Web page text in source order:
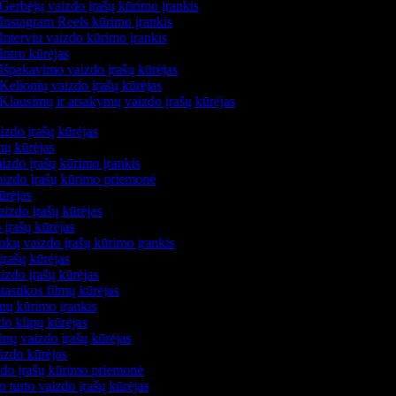
vaizdo įrašų kūrimo įrankis
Reels kūrimo įrankis
vaizdo kūrimo įrankis
kūrėjas
vaizdo įrašų kūrėjas
vaizdo įrašų kūrėjas
ir atsakymų vaizdo įrašų kūrėjas
įrašų kūrėjas
kūrėjas
įrašų kūrimo įrankis
įrašų kūrimo priemonė
įrašų kūrėjas
įrašų kūrėjas
vaizdo įrašų kūrimo įrankis
kūrėjas
įrašų kūrėjas
filmų kūrėjas
kūrimo įrankis
klipų kūrėjas
vaizdo įrašų kūrėjas
kūrėjas
įrašų kūrimo priemonė
turto vaizdo įrašų kūrėjas